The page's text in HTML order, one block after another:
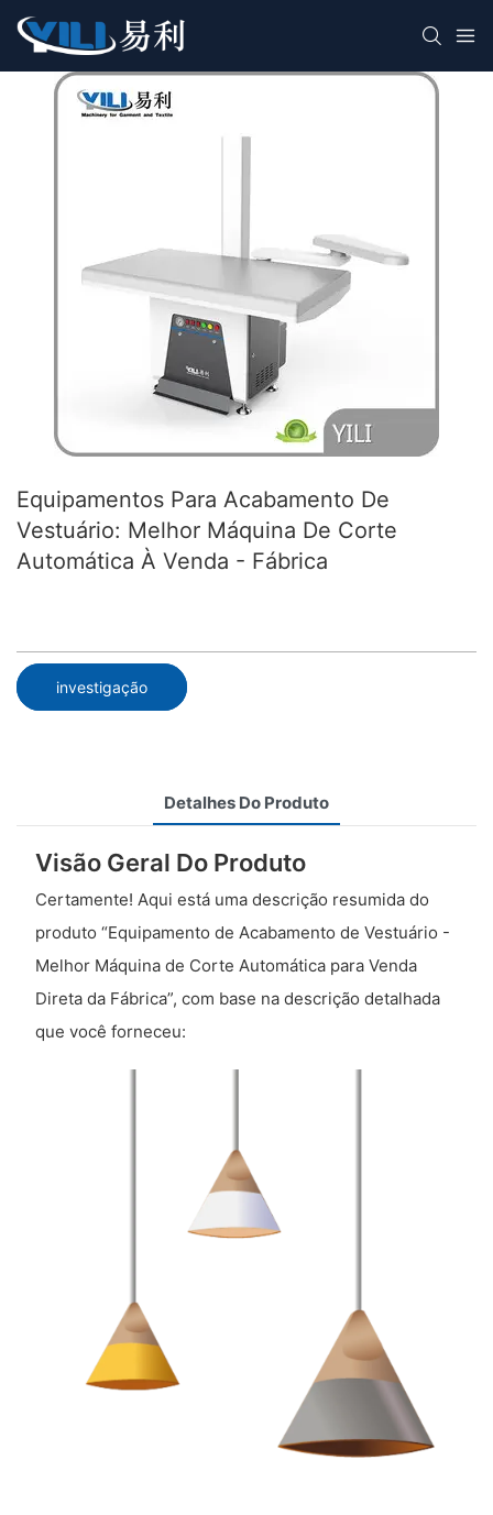
Equipamentos Para Acabamento De
Vestuário: Melhor Máquina De Corte
Automática À Venda - Fábrica
investigação
Detalhes Do Produto
Visão Geral Do Produto
Certamente! Aqui está uma descrição resumida do
produto “Equipamento de Acabamento de Vestuário -
Melhor Máquina de Corte Automática para Venda
Direta da Fábrica”, com base na descrição detalhada
que você forneceu: